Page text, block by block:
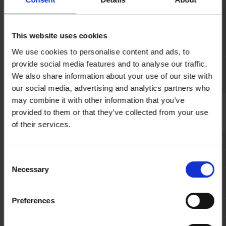
This website uses cookies
We use cookies to personalise content and ads, to
provide social media features and to analyse our traffic.
We also share information about your use of our site with
our social media, advertising and analytics partners who
may combine it with other information that you’ve
provided to them or that they’ve collected from your use
of their services.
Necessary
Preferences
Holder til varmluftpistol
1 stk.
Skridsikker gulvmåtte i
gummi
Klovunderstøtningssystem
Ja
Stikdåse
3 stk.
Generel information
Lavest mulige